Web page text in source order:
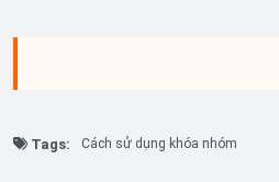
Tags: Cách sử dụng khóa nhóm